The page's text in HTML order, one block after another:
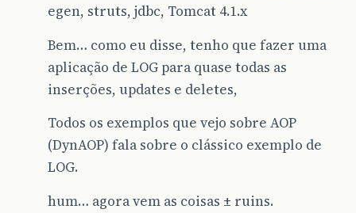
egen, struts, jdbc, Tomcat 4.1.x
Bem… como eu disse, tenho que fazer uma
aplicação de LOG para quase todas as
inserções, updates e deletes,
Todos os exemplos que vejo sobre AOP
(DynAOP) fala sobre o clássico exemplo de
LOG.
hum… agora vem as coisas ± ruins.